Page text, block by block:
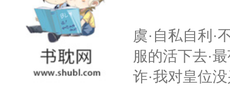
下旨后长达
端王被立为太
陶淑妃和姜德
和两位公主在
虞·自私自利·
服的活下去·
诈·我对皇位